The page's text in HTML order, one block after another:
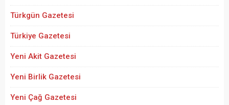
Türkgün Gazetesi
Türkiye Gazetesi
Yeni Akit Gazetesi
Yeni Birlik Gazetesi
Yeni Çağ Gazetesi